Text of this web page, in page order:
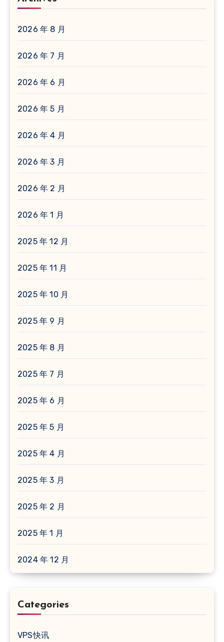
2026 年 8 月
2026 年 7 月
2026 年 6 月
2026 年 5 月
2026 年 4 月
2026 年 3 月
2026 年 2 月
2026 年 1 月
2025 年 12 月
2025 年 11 月
2025 年 10 月
2025 年 9 月
2025 年 8 月
2025 年 7 月
2025 年 6 月
2025 年 5 月
2025 年 4 月
2025 年 3 月
2025 年 2 月
2025 年 1 月
2024 年 12 月
Categories
VPS快讯